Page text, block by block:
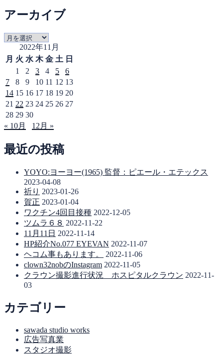
アーカイブ
ア
カ
ブ
2022年11月
月 火 水 木 金 土 日
1
2 3 4 5
6
7
8 9 10 11 12 13
14 15 16 17 18 19 20
21 22 23 24 25 26 27
28 29 30
« 10月
12月 »
最近の投稿
YOYO:ヨーヨー(1965) 監督：ピエール・エテックス
2023-04-08
祈り 2023-01-26
賀正 2023-01-04
ワクチン4回目接種 2022-12-05
ツムラ６８ 2022-11-22
11月11日 2022-11-14
HP紹介No.077 EYEVAN 2022-11-07
ヘコム事もあります。
2022-11-06
clown32nobのInstagram 2022-11-05
クラウン撮影進行状況 ホスピタルクラウン 2022-11-
03
カテゴリー
sawada studio works
広告写真業
スタジオ撮影